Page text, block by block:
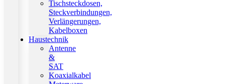
Tischsteckdosen,
Steckverbindungen,
Verlängerungen,
Kabelboxen
Haustechnik
Antenne
&
SAT
Koaxialkabel